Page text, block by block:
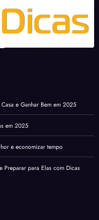
Elas
com
Dicas
e Ganhar Bem em 2025
em 2025
e economizar tempo
Preparar para Elas com Dicas